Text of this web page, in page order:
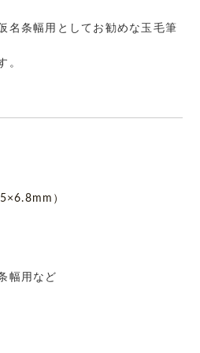
名条幅用としてお勧めな玉毛筆
。
）
幅用など